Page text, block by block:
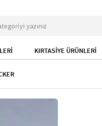
KIRTASİYE ÜRÜNLERİ